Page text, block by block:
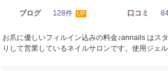
ブログ 128件 UP 口コミ
お爪に優しいフィルイン込みの料金♪annails はス
りして営業しているネイルサロンです。使用ジェ